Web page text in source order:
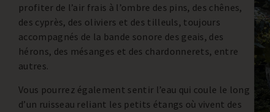
profiter de l’air frais à l’ombre des pins, des chênes,
des cyprès, des oliviers et des tilleuls, toujours
accompagnés de la bande sonore des geais, des
hérons, des mésanges et des chardonnerets, entre
autres.
Vous pourrez également sentir l’eau qui coule le long
d’un ruisseau reliant les petits étangs où vivent des